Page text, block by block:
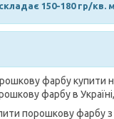
складає 150-180 гр/кв.
фарбу купити
фарбу в
порошкову фарбу з